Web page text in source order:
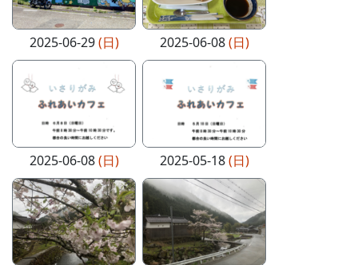
2025-06-29(日) 2025-06-08(日)
2025-06-08(日) 2025-05-18(日)